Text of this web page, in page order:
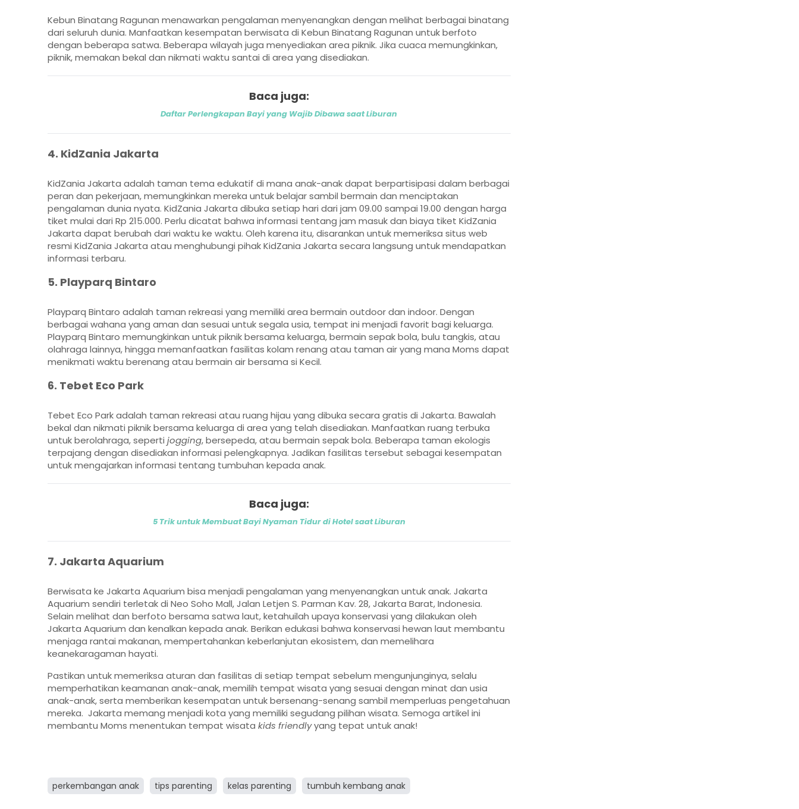
Kebun Binatang Ragunan menawarkan pengalaman menyenangkan dengan melihat berbagai binatang
dari seluruh dunia. Manfaatkan kesempatan berwisata di Kebun Binatang Ragunan untuk berfoto
dengan beberapa satwa. Beberapa wilayah juga menyediakan area piknik. Jika cuaca memungkinkan,
piknik, memakan bekal dan nikmati waktu santai di area yang disediakan.
Baca juga:
Daftar Perlengkapan Bayi yang Wajib Dibawa saat Liburan
4. KidZania Jakarta
KidZania Jakarta adalah taman tema edukatif di mana anak-anak dapat berpartisipasi dalam berbagai
peran dan pekerjaan, memungkinkan mereka untuk belajar sambil bermain dan menciptakan
pengalaman dunia nyata. KidZania Jakarta dibuka setiap hari dari jam 09.00 sampai 19.00 dengan harga
tiket mulai dari Rp 215.000. Perlu dicatat bahwa informasi tentang jam masuk dan biaya tiket KidZania
Jakarta dapat berubah dari waktu ke waktu. Oleh karena itu, disarankan untuk memeriksa situs web
resmi KidZania Jakarta atau menghubungi pihak KidZania Jakarta secara langsung untuk mendapatkan
informasi terbaru.
5. Playparq Bintaro
Playparq Bintaro adalah taman rekreasi yang memiliki area bermain outdoor dan indoor. Dengan
berbagai wahana yang aman dan sesuai untuk segala usia, tempat ini menjadi favorit bagi keluarga.
Playparq Bintaro memungkinkan untuk piknik bersama keluarga, bermain sepak bola, bulu tangkis, atau
olahraga lainnya, hingga memanfaatkan fasilitas kolam renang atau taman air yang mana Moms dapat
menikmati waktu berenang atau bermain air bersama si Kecil.
6. Tebet Eco Park
Tebet Eco Park adalah taman rekreasi atau ruang hijau yang dibuka secara gratis di Jakarta. Bawalah
bekal dan nikmati piknik bersama keluarga di area yang telah disediakan. Manfaatkan ruang terbuka
untuk berolahraga, seperti jogging, bersepeda, atau bermain sepak bola. Beberapa taman ekologis
terpajang dengan disediakan informasi pelengkapnya. Jadikan fasilitas tersebut sebagai kesempatan
untuk mengajarkan informasi tentang tumbuhan kepada anak.
Baca juga:
5 Trik untuk Membuat Bayi Nyaman Tidur di Hotel saat Liburan
7. Jakarta Aquarium
Berwisata ke Jakarta Aquarium bisa menjadi pengalaman yang menyenangkan untuk anak. Jakarta
Aquarium sendiri terletak di Neo Soho Mall, Jalan Letjen S. Parman Kav. 28, Jakarta Barat, Indonesia.
Selain melihat dan berfoto bersama satwa laut, ketahuilah upaya konservasi yang dilakukan oleh
Jakarta Aquarium dan kenalkan kepada anak. Berikan edukasi bahwa konservasi hewan laut membantu
menjaga rantai makanan, mempertahankan keberlanjutan ekosistem, dan memelihara
keanekaragaman hayati.
Pastikan untuk memeriksa aturan dan fasilitas di setiap tempat sebelum mengunjunginya, selalu
memperhatikan keamanan anak-anak, memilih tempat wisata yang sesuai dengan minat dan usia
anak-anak, serta memberikan kesempatan untuk bersenang-senang sambil memperluas pengetahuan
mereka. Jakarta memang menjadi kota yang memiliki segudang pilihan wisata. Semoga artikel ini
membantu Moms menentukan tempat wisata kids friendlyyang tepat untuk anak!
perkembangan anak tips parenting kelas parenting tumbuh kembang anak